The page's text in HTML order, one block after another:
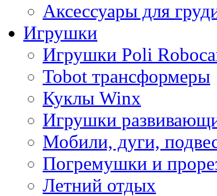
Аксессуары для
Игрушки
Игрушки Poli
Tobot трансформеры
Куклы Winx
Игрушки
Мобили, дуги,
Погремушки и
Летний отдых